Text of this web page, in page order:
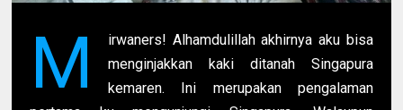
M
irwaners! Alhamdulillah akhirnya aku bisa
menginjakkan kaki ditanah Singapura
kemaren. Ini merupakan pengalaman